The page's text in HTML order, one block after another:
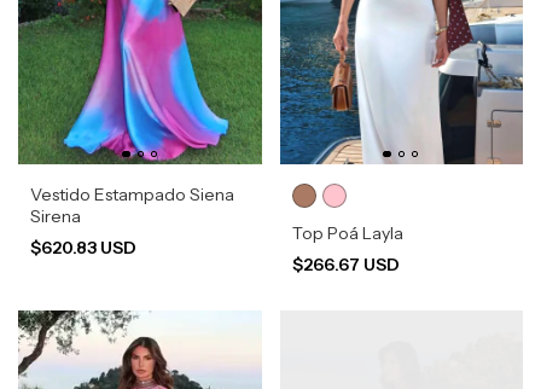
Vestido Estampado Siena
Sirena
$620.83 USD
Top Poá Layla
$266.67 USD